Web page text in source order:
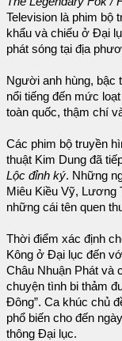
Television là phim bộ
khẩu và chiếu ở Đại
phát sóng tại địa
Người anh hùng, bậc
nổi tiếng đến mức
toàn quốc, thậm chí
Các phim bộ truyền
thuật Kim Dung đã
Lộc đỉnh ký. Những
Miêu Kiều Vỹ,
những cái tên quen
Thời điểm xác định
Kông ở Đại lục đến
Châu Nhuận Phát và
chuyện tình bi thảm
Đông”. Ca khúc chủ
phổ biến cho đến
thông Đại lục.